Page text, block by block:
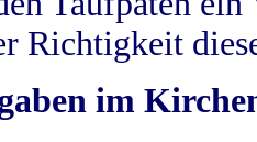
Richtigkeit
im